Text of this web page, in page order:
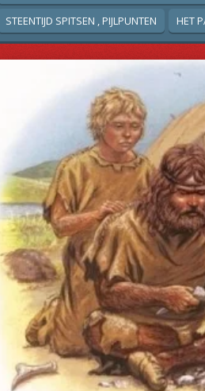
STEENTIJD SPITSEN , PIJLPUNTEN
HET